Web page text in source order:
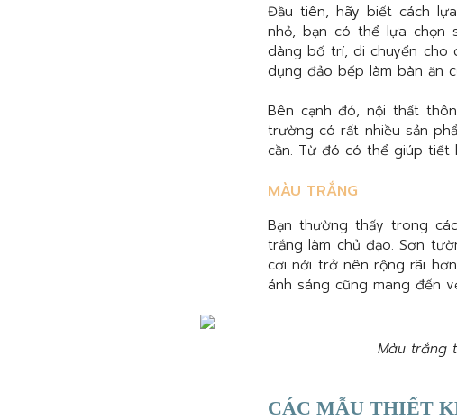
Đầu tiên, hãy biết cách
nhỏ, bạn có thể lựa chọn
dàng bố trí, di chuyển cho
dụng đảo bếp làm bàn ăn
Bên cạnh đó, nội thất
trường có rất nhiều sản
cần. Từ đó có thể giúp tiết
MÀU TRẮNG
Bạn thường thấy trong các
trắng làm chủ đạo. Sơn
cơi nới trở nên rộng rãi
ánh sáng cũng mang đến
Màu trắng
CÁC MẪU THIẾT